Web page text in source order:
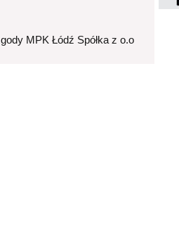
MPK Łódź Spółka z o.o